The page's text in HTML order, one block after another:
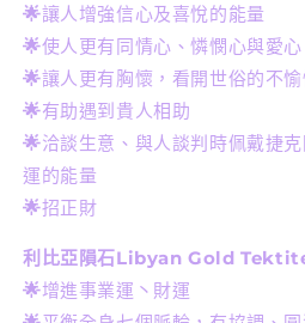
數
量
減
少
數
量
增
加
🌟讓人增強信心及喜悅的能量
🌟使人更有同情心、憐憫心與愛心
🌟讓人更有胸懷，看開世俗的不
🌟有助遇到貴人相助
🌟洽談生意、與人談判時佩戴捷
運的能量
🌟招正財
利比亞隕石Libyan Gold
🌟增進事業運丶財運